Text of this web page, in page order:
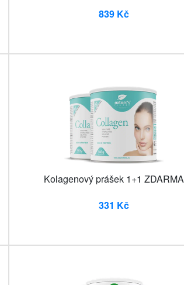
839 Kč
Kolagenový prášek 1+1 ZDARMA
331 Kč